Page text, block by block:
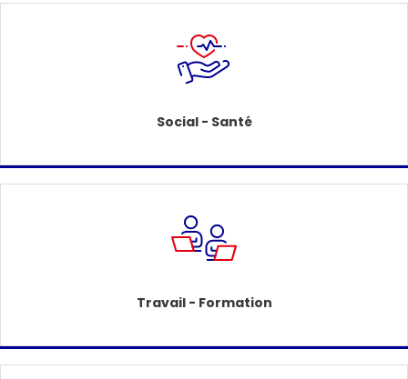
Social - Santé
Travail - Formation